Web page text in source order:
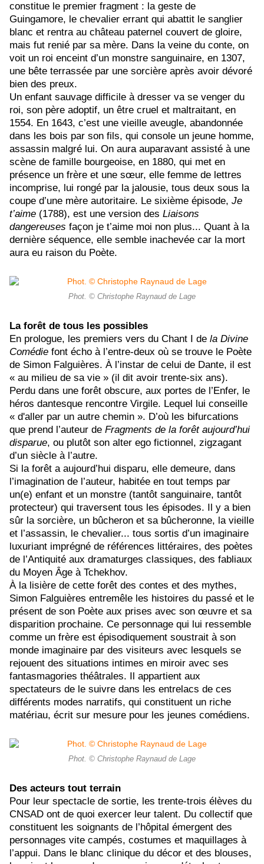
constitue le premier fragment : la geste de
Guingamore, le chevalier errant qui abattit le sanglier
blanc et rentra au château paternel couvert de gloire,
mais fut renié par sa mère. Dans la veine du conte, on
voit un roi enceint d’un monstre sanguinaire, en 1307,
une bête terrassée par une sorcière après avoir dévoré
bien des preux.
Un enfant sauvage difficile à dresser va se venger du
roi, son père adoptif, un être cruel et maltraitant, en
1554. En 1643, c’est une vieille aveugle, abandonnée
dans les bois par son fils, qui console un jeune homme,
assassin malgré lui. On aura auparavant assisté à une
scène de famille bourgeoise, en 1880, qui met en
présence un frère et une sœur, elle femme de lettres
incomprise, lui rongé par la jalousie, tous deux sous la
coupe d’une mère autoritaire. Le sixième épisode, Je
t’aime (1788), est une version des Liaisons
dangereuses façon je t’aime moi non plus... Quant à la
dernière séquence, elle semble inachevée car la mort
aura eu raison du Poète.
Phot. © Christophe Raynaud de Lage
La forêt de tous les possibles
En prologue, les premiers vers du Chant I de la Divine
Comédie font écho à l’entre-deux où se trouve le Poète
de Simon Falguières. À l’instar de celui de Dante, il est
« au milieu de sa vie » (il dit avoir trente-six ans).
Perdu dans une forêt obscure, aux portes de l’Enfer, le
héros dantesque rencontre Virgile. Lequel lui conseille
« d'aller par un autre chemin ». D’où les bifurcations
que prend l’auteur de Fragments de la forêt aujourd’hui
disparue, ou plutôt son alter ego fictionnel, zigzagant
d’un siècle à l’autre.
Si la forêt a aujourd’hui disparu, elle demeure, dans
l’imagination de l’auteur, habitée en tout temps par
un(e) enfant et un monstre (tantôt sanguinaire, tantôt
protecteur) qui traversent tous les épisodes. Il y a bien
sûr la sorcière, un bûcheron et sa bûcheronne, la vieille
et l’assassin, le chevalier... tous sortis d’un imaginaire
luxuriant imprégné de références littéraires, des poètes
de l’Antiquité aux dramaturges classiques, des fabliaux
du Moyen Âge à Tchekhov.
À la lisière de cette forêt des contes et des mythes,
Simon Falguières entremêle les histoires du passé et le
présent de son Poète aux prises avec son œuvre et sa
disparition prochaine. Ce personnage qui lui ressemble
comme un frère est épisodiquement soustrait à son
monde imaginaire par des visiteurs avec lesquels se
rejouent des situations intimes en miroir avec ses
fantasmagories théâtrales. Il appartient aux
spectateurs de le suivre dans les entrelacs de ces
différents modes narratifs, qui constituent un riche
matériau, écrit sur mesure pour les jeunes comédiens.
Phot. © Christophe Raynaud de Lage
Des acteurs tout terrain
Pour leur spectacle de sortie, les trente-trois élèves du
CNSAD ont de quoi exercer leur talent. Du collectif que
constituent les soignants de l’hôpital émergent des
personnages vite campés, costumes et maquillages à
l’appui. Dans le blanc clinique du décor et des blouses,